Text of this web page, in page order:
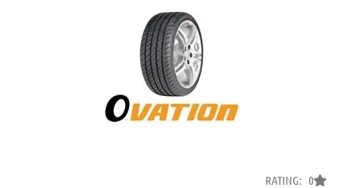
RATING: 0